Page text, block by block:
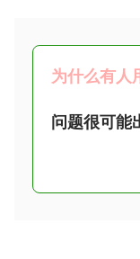
为什么有人
问题很可